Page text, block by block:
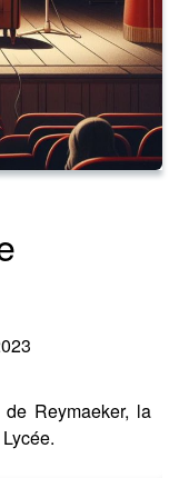
Reymaeker, la